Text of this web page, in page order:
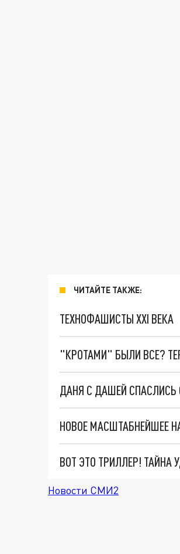
ЧИТАЙТЕ ТАКЖЕ:
ТЕХНОФАШИСТЫ XXI ВЕКА
"КРОТАМИ" БЫЛИ ВСЕ?
ДАНЯ С ДАШЕЙ СПАСЛИСЬ
ВОТ ЭТО ТРИЛЛЕР! ТАЙНА
Новости СМИ2